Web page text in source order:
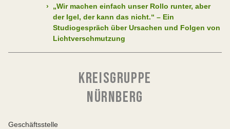
›
„Wir machen einfach unser Rollo runter, aber
der Igel, der kann das nicht.“ – Ein
Studiogespräch über Ursachen und Folgen von
Lichtverschmutzung
KREISGRUPPE
NÜRNBERG
Geschäftsstelle